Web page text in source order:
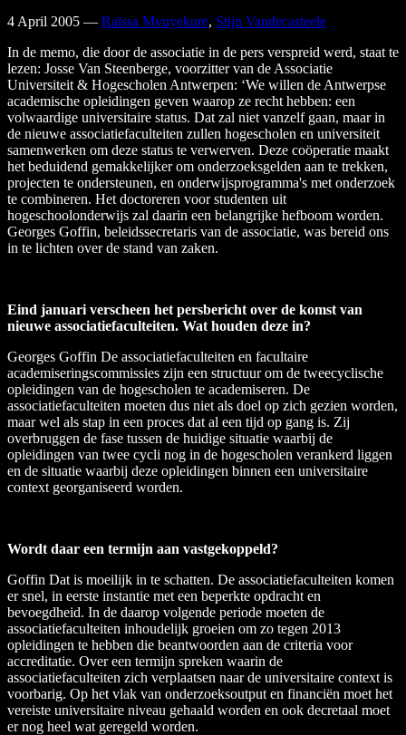
4 April 2005 — Raïssa Mvuyekure, Stijn Vandecasteele
In de memo, die door de associatie in de pers verspreid werd, staat te
lezen: Josse Van Steenberge, voorzitter van de Associatie
Universiteit & Hogescholen Antwerpen: ‘We willen de Antwerpse
academische opleidingen geven waarop ze recht hebben: een
volwaardige universitaire status. Dat zal niet vanzelf gaan, maar in
de nieuwe associatiefaculteiten zullen hogescholen en universiteit
samenwerken om deze status te verwerven. Deze coöperatie maakt
het beduidend gemakkelijker om onderzoeksgelden aan te trekken,
projecten te ondersteunen, en onderwijsprogramma's met onderzoek
te combineren. Het doctoreren voor studenten uit
hogeschoolonderwijs zal daarin een belangrijke hefboom worden.
Georges Goffin, beleidssecretaris van de associatie, was bereid ons
in te lichten over de stand van zaken.
Eind januari verscheen het persbericht over de komst van
nieuwe associatiefaculteiten. Wat houden deze in?
Georges Goffin De associatiefaculteiten en facultaire
academiseringscommissies zijn een structuur om de tweecyclische
opleidingen van de hogescholen te academiseren. De
associatiefaculteiten moeten dus niet als doel op zich gezien worden,
maar wel als stap in een proces dat al een tijd op gang is. Zij
overbruggen de fase tussen de huidige situatie waarbij de
opleidingen van twee cycli nog in de hogescholen verankerd liggen
en de situatie waarbij deze opleidingen binnen een universitaire
context georganiseerd worden.
Wordt daar een termijn aan vastgekoppeld?
Goffin Dat is moeilijk in te schatten. De associatiefaculteiten komen
er snel, in eerste instantie met een beperkte opdracht en
bevoegdheid. In de daarop volgende periode moeten de
associatiefaculteiten inhoudelijk groeien om zo tegen 2013
opleidingen te hebben die beantwoorden aan de criteria voor
accreditatie. Over een termijn spreken waarin de
associatiefaculteiten zich verplaatsen naar de universitaire context is
voorbarig. Op het vlak van onderzoeksoutput en financiën moet het
vereiste universitaire niveau gehaald worden en ook decretaal moet
er nog heel wat geregeld worden.